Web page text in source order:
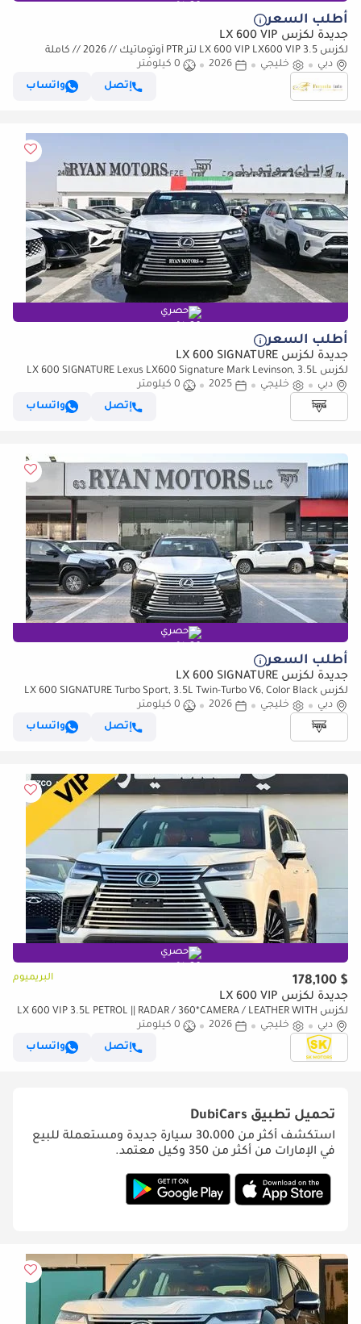
أطلب السعر
جديدة لكزس LX 600 VIP
لكزس LX 600 VIP LX600 VIP 3.5 لتر PTR أوتوماتيك // 2026 // كاملة
المواصفات: مقاعد VIP، رادار وشاشة عرض رأسية، كاميرا
دبي خليجي 2026
0 كيلومتر
إتصل
واتساب
حصري
أطلب السعر
جديدة لكزس LX 600 SIGNATURE
لكزس LX 600 SIGNATURE Lexus LX600 Signature Mark Levinson, 3.5L
Twin-Turbo V6, Petrol, Model 2025 Color Black
دبي خليجي 2025
0 كيلومتر
إتصل
واتساب
حصري
أطلب السعر
جديدة لكزس LX 600 SIGNATURE
لكزس LX 600 SIGNATURE Turbo Sport, 3.5L Twin-Turbo V6, Color Black
دبي
خليجي 2026
0 كيلومتر
إتصل
واتساب
حصري
$ 178,100 البريميوم
جديدة لكزس LX 600 VIP
لكزس LX 600 VIP 3.5L PETROL || RADAR / 360*CAMERA / LEATHER WITH
PWR SEATS / SUNROOF / REAR ENTERTAINMENT SCREEN
دبي خليجي 2026
0 كيلومتر
إتصل
واتساب
تحميل تطبيق DubiCars
استكشف أكثر من 30،000 سيارة جديدة ومستعملة للبيع
في الإمارات من أكثر من 350 وكيل معتمد.